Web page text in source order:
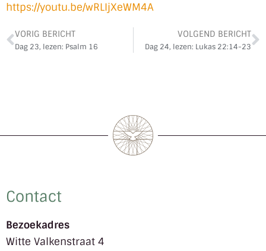
https://youtu.be/wRLIjXeWM4A
VORIG BERICHT
Dag 23, lezen: Psalm 16
VOLGEND BERICHT
Dag 24, lezen: Lukas 22:14-23
Contact
Bezoekadres
Witte Valkenstraat 4